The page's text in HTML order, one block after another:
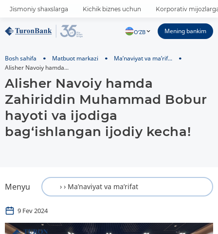
Jismoniy shaxslarga Kichik biznes uchun Korporativ
O‘ZB Mening bankim
Bosh sahifa Matbuot markazi
Ma’naviyat va ma’rif...
Alisher Navoiy hamda...
Alisher Navoiy hamda
Zahiriddin Muhammad Bobur
hayoti va ijodiga
bag‘ishlangan ijodiy kecha!
Menyu
9 Fev 2024